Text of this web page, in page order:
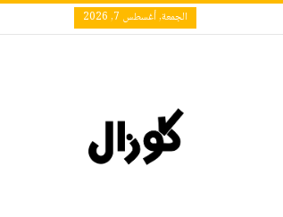
الجمعة, أغسطس 7, 2026